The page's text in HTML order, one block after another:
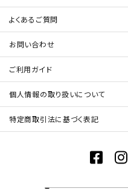
よくあるご質問
お問い合わせ
ご利用ガイド
個人情報の取り扱いについて
特定商取引法に基づく表記